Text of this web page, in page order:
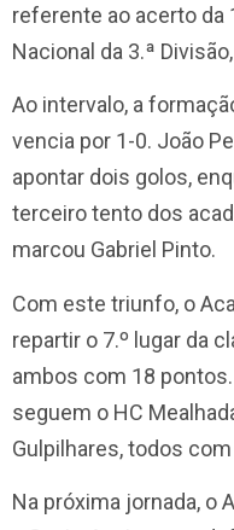
referente ao acerto da
Nacional da 3.ª
Ao intervalo, a
vencia por 1-0. João
apontar dois golos,
terceiro tento dos
marcou Gabriel Pinto.
Com este triunfo, o
repartir o 7.º lugar da
ambos com 18
seguem o HC
Gulpilhares, todos
Na próxima jornada, o